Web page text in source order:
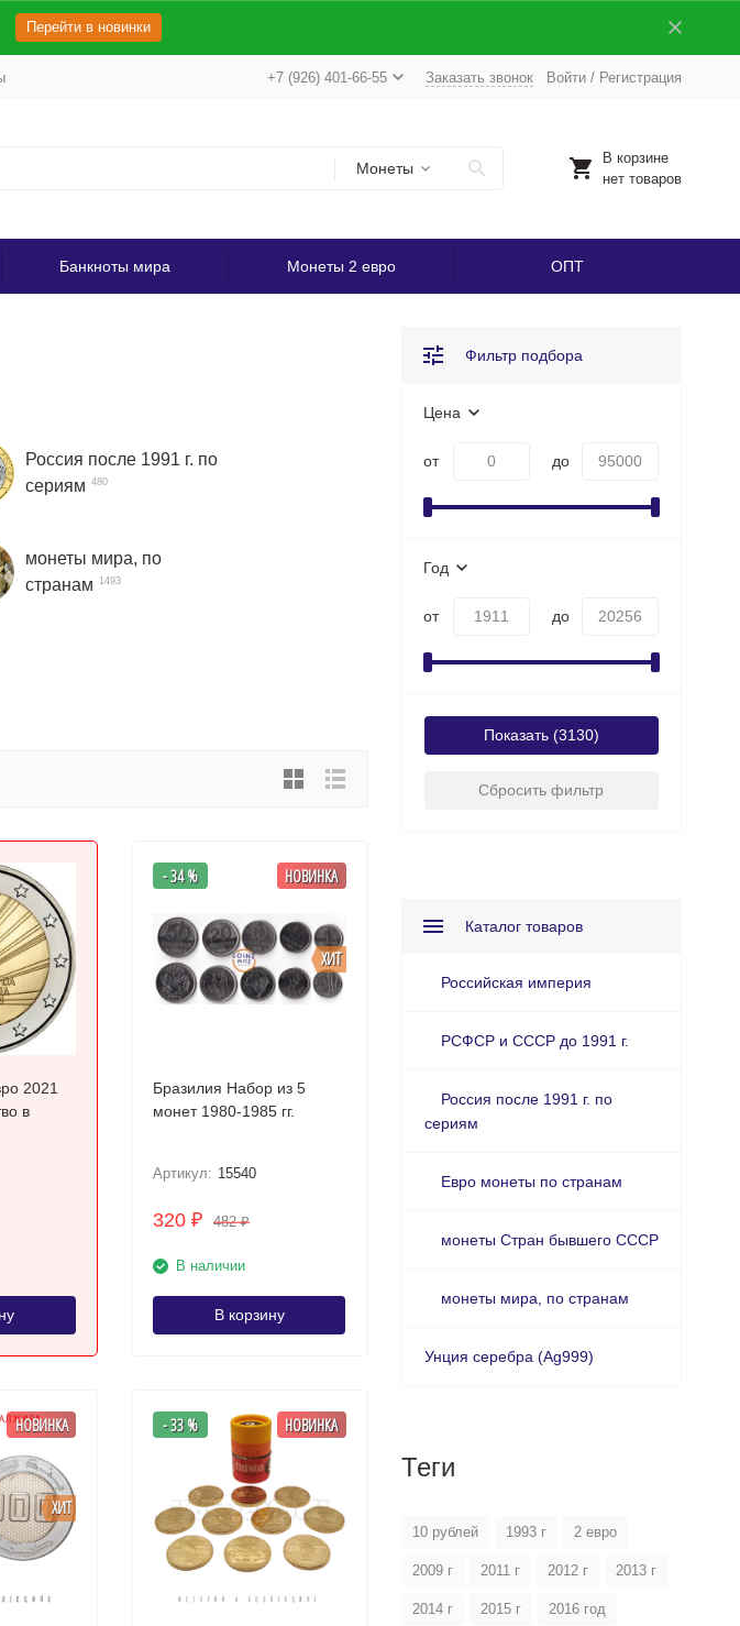
Перейти в новинки
+7 (926) 401-66-55 Заказать звонок Войти/ Регистрация
Монеты
В корзине
нет товаров
Банкноты мира Монеты 2 евро ОПТ
Россия после 1991 г. по
сериям 480
монеты мира, по
странам
1493
2021
в
ХИТ
- 34 % НОВИНКА
Бразилия Набор из 5
монет 1980-1985 гг.
Артикул: 15540
320 ₽ 482₽
В наличии
В корзину
ХИТ
НОВИНКА - 33 % НОВИНКА
Фильтр подбора
Цена
от до
Год
от до
Показать
Сбросить фильтр
Каталог товаров
Российская империя
РСФСР и СССР до 1991 г.
Россия после 1991 г. по
сериям
Евро монеты по странам
монеты Стран бывшего СССР
монеты мира, по странам
Унция серебра (Ag999)
Теги
10 рублей 1993 г 2 евро
2009 г 2011 г 2012 г 2013 г
2014 г 2015 г 2016 год